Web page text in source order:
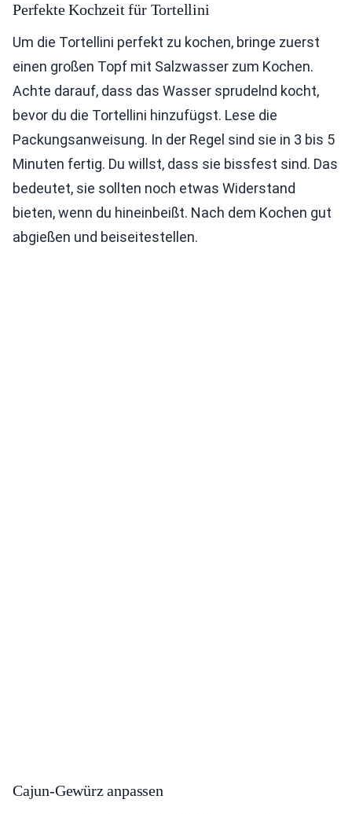
Perfekte Kochzeit für Tortellini
Um die Tortellini perfekt zu kochen, bringe zuerst
einen großen Topf mit Salzwasser zum Kochen.
Achte darauf, dass das Wasser sprudelnd kocht,
bevor du die Tortellini hinzufügst. Lese die
Packungsanweisung. In der Regel sind sie in 3 bis 5
Minuten fertig. Du willst, dass sie bissfest sind. Das
bedeutet, sie sollten noch etwas Widerstand
bieten, wenn du hineinbeißt. Nach dem Kochen gut
abgießen und beiseitestellen.
Cajun-Gewürz anpassen